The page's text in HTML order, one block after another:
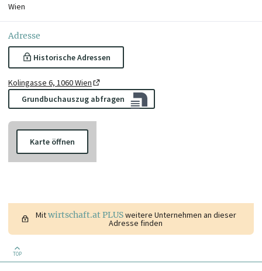
Wien
Adresse
Historische Adressen
Kolingasse 6, 1060 Wien
Grundbuchauszug abfragen
Karte öffnen
Mitwirtschaft.at PLUSweitere Unternehmen an dieser
Adresse finden
TOP